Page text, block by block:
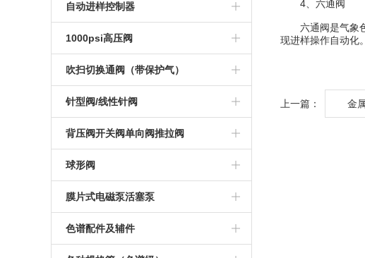
NPT稳压阀
自锁紧稳压阀
金属膜片式稳压阀
电动加长六通切换阀
电动惰性六通切换阀
电动加长惰性十通切换阀
气动加长惰性十通切换阀
气动十四通切换阀
气动十四通切换 阀
气动加长十四通切换阀
气动切换阀加热装 置
气缸 径向
手动六通惰性切换阀
手动六通阀定制
手动八通切换阀
手动十通切换阀
气动切换阀加热箱
1-3顺序气体切换阀
电动一变四顺序切换阀
1-10顺序气体切换阀
1-8顺序气体切换阀
1-4顺序气体切换阀
1-6顺序气体选通换阀
1-16顺序气体切换阀
自动进样控制器
控制器
1000psi高压阀
手动高压切换阀
1-10电动高压顺序切换阀
1-6电动高压顺序切换阀
1-4电动高压顺序切换阀
吹扫切换通阀（带保护气）
吹扫气动十通阀
吹扫气动六通阀
针型阀/线性针阀
线性针阀
氢气针阀
氮气针阀
空气针阀
背压阀开关阀单向阀推拉阀
背压阀
推拉阀
单向阀
球形阀
不锈钢球型阀
膜片式电磁泵活塞泵
活塞泵
色谱配件及辅件
4、六通阀
六通阀是气象色
现进样操作自动化。
上一篇： 金